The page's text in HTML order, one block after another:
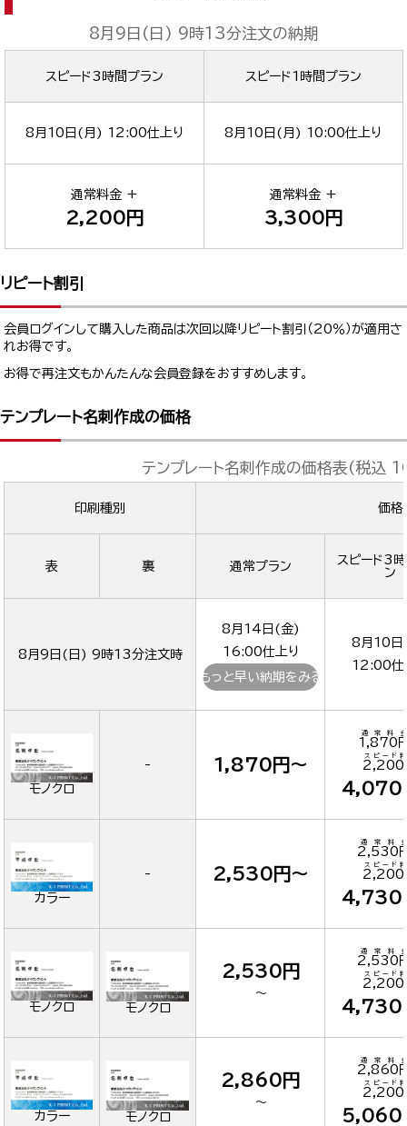
8月9日(日) 9時13分注文の納期
スピード3時間プラン スピード1時間プラン
8月10日(月) 12:00仕上り 8月10日(月) 10:00仕上り
通常料金 +
2,200円
通常料金 +
3,300円
リピート割引
会員ログインして購入した商品は次回以降リピート割引（20％）が適用さ
れお得です。
お得で再注文もかんたんな会員登録をおすすめします。
テンプレート名刺作成の価格
テンプレート名刺作成の価格表(税込
印刷種別 価格
表 裏 通常プラン
スピード3
ン
8月9日(日) 9時13分注文時
8月14日(金)
16:00仕上り
もっと早い納期をみる
8月10日
12:00仕
モノクロ
- 1,870円～
1,870
通常料金
2,200
スピード
4,070
カラー
- 2,530円～
2,530
通常料金
2,200
スピード
4,730
モノクロ モノクロ
2,530円
～
2,530
通常料金
2,200
スピード
4,730
カラー モノクロ
2,860円
～
2,860
通常料金
2,200
スピード
5,060